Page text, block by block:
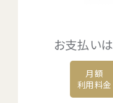
お支払いは
月額
利用料金